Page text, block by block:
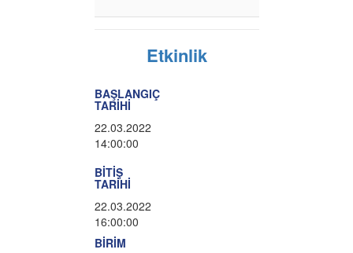
Etkinlik
BAŞLANGIÇ
TARİHİ
22.03.2022
14:00:00
BİTİŞ
TARİHİ
22.03.2022
16:00:00
BİRİM